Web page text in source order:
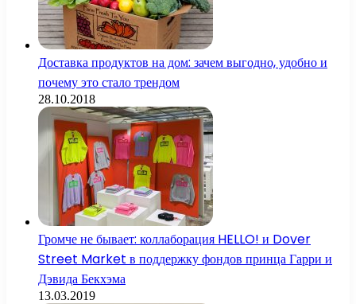
Доставка продуктов на дом: зачем выгодно, удобно и
почему это стало трендом
28.10.2018
Громче не бывает: коллаборация HELLO! и Dover
Street Market в поддержку фондов принца Гарри и
Дэвида Бекхэма
13.03.2019